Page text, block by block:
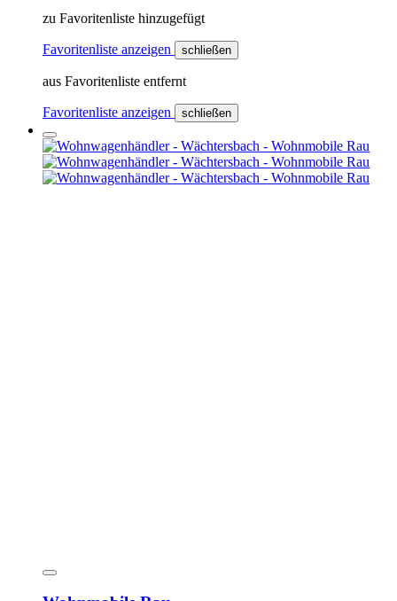
zu Favoritenliste hinzugefügt
Favoritenliste anzeigen schließen
aus Favoritenliste entfernt
Favoritenliste anzeigen schließen